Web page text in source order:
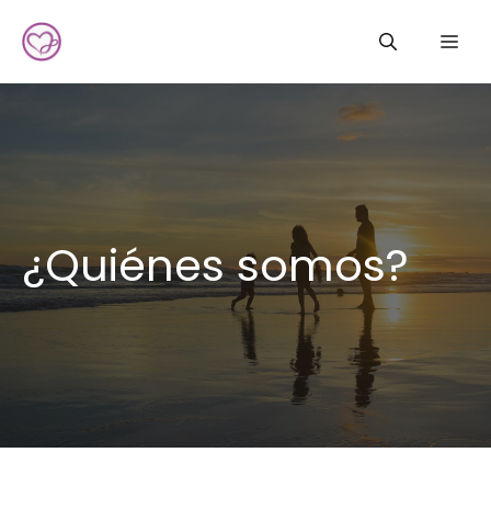
¿Quiénes somos?